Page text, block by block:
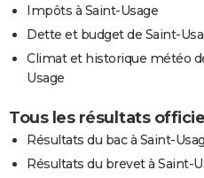
Impôts à Saint-Usage
Dette et budget de Saint-
Climat et historique météo
Usage
Tous les résultats
Résultats du bac à Saint-
Résultats du brevet à Saint-